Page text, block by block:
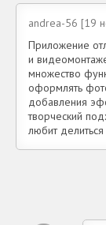
andrea-56 [19
Приложение
и
множество
оформлять
добавления
творческий
любит